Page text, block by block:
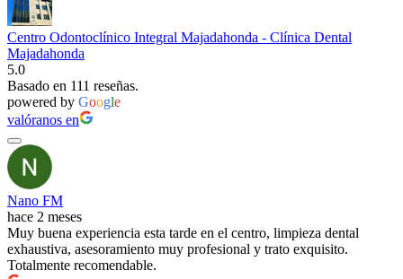
Centro Odontoclínico Integral Majadahonda - Clínica Dental
Majadahonda
5.0
Basado en 111 reseñas.
powered by Google
valóranos en
Nano FM
hace 2 meses
Muy buena experiencia esta tarde en el centro, limpieza dental
exhaustiva, asesoramiento muy profesional y trato exquisito.
Totalmente recomendable.